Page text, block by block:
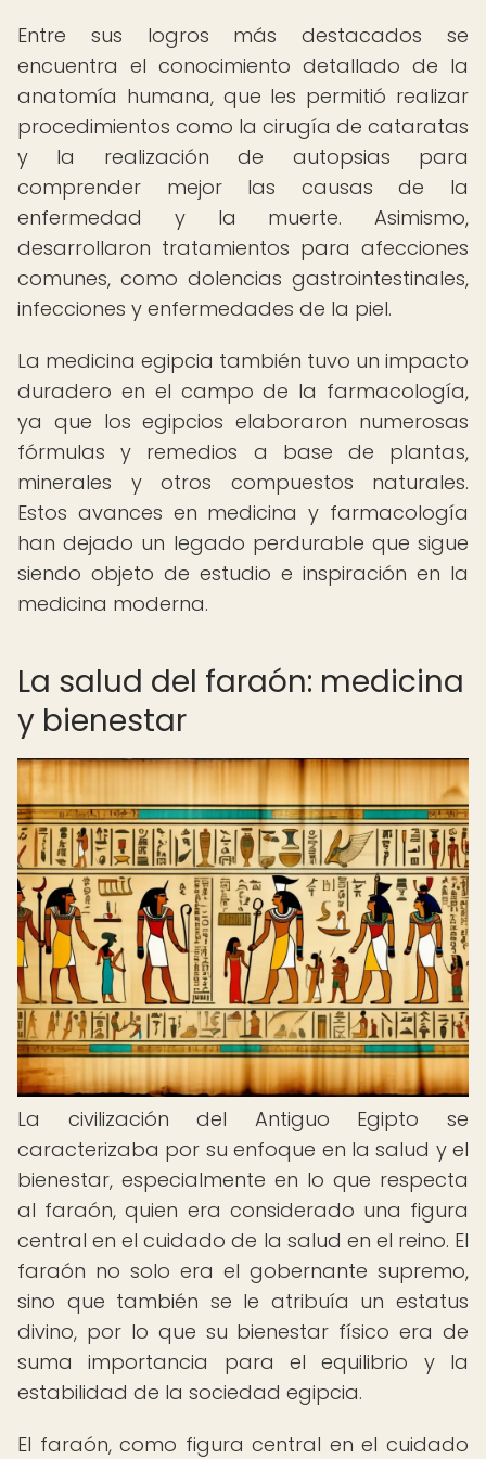
Entre sus logros más destacados se
encuentra el conocimiento detallado de la
anatomía humana, que les permitió realizar
procedimientos como la cirugía de cataratas
y la realización de autopsias para
comprender mejor las causas de la
enfermedad y la muerte. Asimismo,
desarrollaron tratamientos para afecciones
comunes, como dolencias gastrointestinales,
infecciones y enfermedades de la piel.
La medicina egipcia también tuvo un impacto
duradero en el campo de la farmacología,
ya que los egipcios elaboraron numerosas
fórmulas y remedios a base de plantas,
minerales y otros compuestos naturales.
Estos avances en medicina y farmacología
han dejado un legado perdurable que sigue
siendo objeto de estudio e inspiración en la
medicina moderna.
La salud del faraón: medicina
y bienestar
La civilización del Antiguo Egipto se
caracterizaba por su enfoque en la salud y el
bienestar, especialmente en lo que respecta
al faraón, quien era considerado una figura
central en el cuidado de la salud en el reino. El
faraón no solo era el gobernante supremo,
sino que también se le atribuía un estatus
divino, por lo que su bienestar físico era de
suma importancia para el equilibrio y la
estabilidad de la sociedad egipcia.
El faraón, como figura central en el cuidado